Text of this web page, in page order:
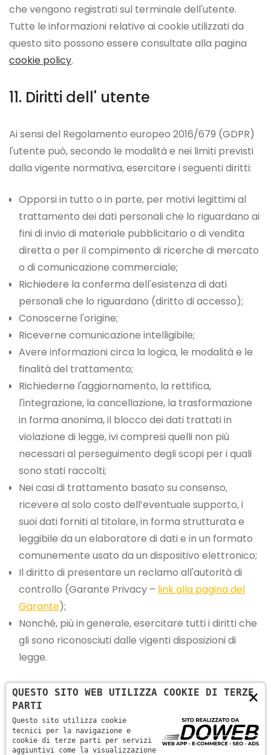
che vengono registrati sul terminale dell'utente.
Tutte le informazioni relative ai cookie utilizzati da
questo sito possono essere consultate alla pagina
cookie policy.
Diritti dell' utente
Ai sensi del Regolamento europeo 2016/679 (GDPR)
l'utente può, secondo le modalità e nei limiti previsti
dalla vigente normativa, esercitare i seguenti diritti:
Opporsi in tutto o in parte, per motivi legittimi al
trattamento dei dati personali che lo riguardano ai
fini di invio di materiale pubblicitario o di vendita
diretta o per il compimento di ricerche di mercato
o di comunicazione commerciale;
Richiedere la conferma dell'esistenza di dati
personali che lo riguardano (diritto di accesso);
Conoscerne l'origine;
Riceverne comunicazione intelligibile;
Avere informazioni circa la logica, le modalità e le
finalità del trattamento;
Richiederne l'aggiornamento, la rettifica,
l'integrazione, la cancellazione, la trasformazione
in forma anonima, il blocco dei dati trattati in
violazione di legge, ivi compresi quelli non più
necessari al perseguimento degli scopi per i quali
sono stati raccolti;
Nei casi di trattamento basato su consenso,
ricevere al solo costo dell’eventuale supporto, i
suoi dati forniti al titolare, in forma strutturata e
leggibile da un elaboratore di dati e in un formato
comunemente usato da un dispositivo elettronico;
Il diritto di presentare un reclamo all'autorità di
controllo (Garante Privacy – link alla pagina del
Garante);
Nonché, più in generale, esercitare tutti i diritti che
gli sono riconosciuti dalle vigenti disposizioni di
legge.
Le richieste vanno rivolte al Titolare del trattamento
indicato in questo documento.
Aggiornamento
×
QUESTO SITO WEB UTILIZZA COOKIE DI TERZE
PARTI
Questo sito utilizza cookie
tecnici per la navigazione e
cookie di terze parti per servizi
aggiuntivi come la visualizzazione